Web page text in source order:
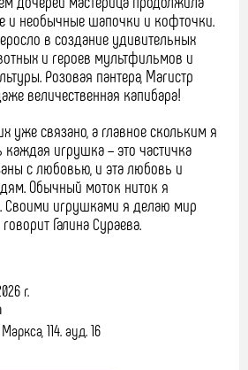
и необычные шапочки и кофточки.
в создание удивительных
и героев мультфильмов и
Розовая пантера, Магистр
величественная капибара!
уже связано, а главное скольким я
игрушка – это частичка
с любовью, и эта любовь и
Обычный моток ниток я
Своими игрушками я делаю мир
Галина Сураева.
г.
114. ауд. 16